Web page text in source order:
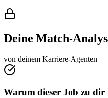
Deine Match-
von deinem Karriere-Agenten
Warum dieser Job zu dir